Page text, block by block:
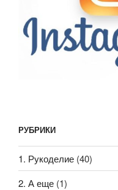
РУБРИКИ
1. Рукоделие (40)
2. А еще (1)